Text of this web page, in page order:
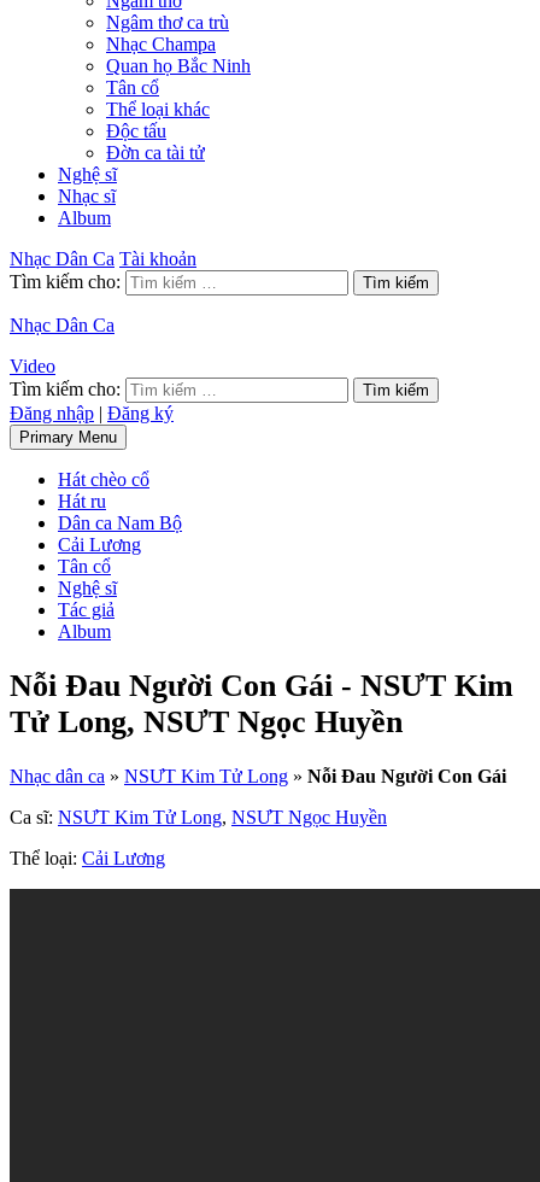
Ngâm thơ ca trù
Nhạc Champa
Quan họ Bắc Ninh
Tân cổ
Thể loại khác
Độc tấu
Đờn ca tài tử
Nghệ sĩ
Nhạc sĩ
Album
Nhạc Dân Ca Tài khoản
Tìm kiếm cho:
Nhạc Dân Ca
Video
Tìm kiếm cho:
Đăng nhập | Đăng ký
Primary Menu
Hát chèo cổ
Hát ru
Dân ca Nam Bộ
Cải Lương
Tân cổ
Nghệ sĩ
Tác giả
Album
Nỗi Đau Người Con Gái - NSƯT Kim
Tử Long, NSƯT Ngọc Huyền
Nhạc dân ca » NSƯT Kim Tử Long » Nỗi Đau Người Con Gái
Ca sĩ: NSƯT Kim Tử Long, NSƯT Ngọc Huyền
Thể loại: Cải Lương